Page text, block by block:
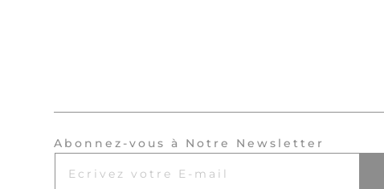
Abonnez-vous à Notre Newsletter